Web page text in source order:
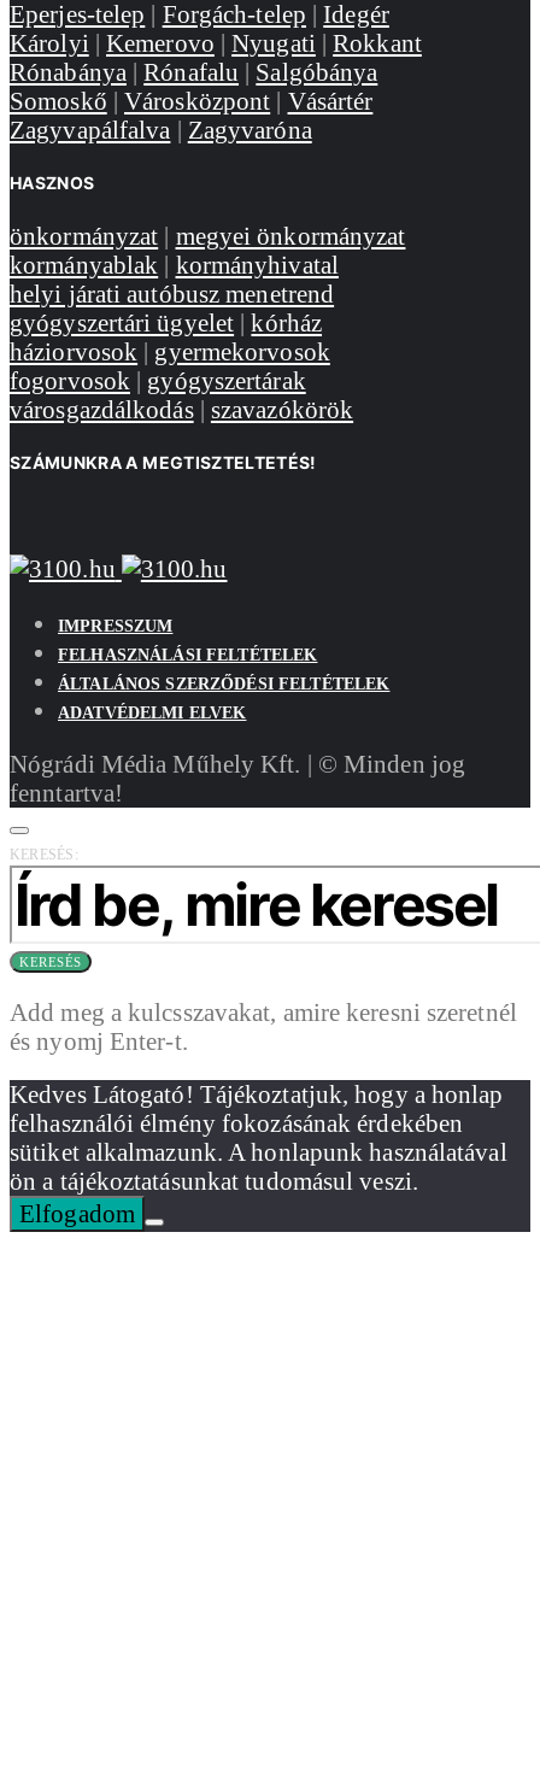
Eperjes-telep | Forgách-telep |Idegér
Károlyi |Kemerovo |Nyugati |Rokkant
Rónabánya |Rónafalu | Salgóbánya
Somoskő |Városközpont | Vásártér
Zagyvapálfalva | Zagyvaróna
HASZNOS
önkormányzat | megyei önkormányzat
kormányablak | kormányhivatal
helyi járati autóbusz menetrend
gyógyszertári ügyelet |kórház
háziorvosok | gyermekorvosok
fogorvosok | gyógyszertárak
városgazdálkodás| szavazókörök
SZÁMUNKRA A MEGTISZTELTETÉS!
IMPRESSZUM
FELHASZNÁLÁSI FELTÉTELEK
ÁLTALÁNOS SZERZŐDÉSI FELTÉTELEK
ADATVÉDELMI ELVEK
Nógrádi Média Műhely Kft. | © Minden jog
fenntartva!
KERESÉS:
KERESÉS
Add meg a kulcsszavakat, amire keresni szeretnél
és nyomj Enter-t.
Kedves Látogató! Tájékoztatjuk, hogy a honlap
felhasználói élmény fokozásának érdekében
sütiket alkalmazunk. A honlapunk használatával
ön a tájékoztatásunkat tudomásul veszi.
Elfogadom